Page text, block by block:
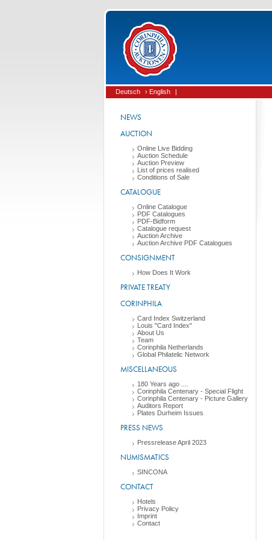
Deutsch › English |
NEWS
AUCTION
Online Live Bidding
Auction Schedule
Auction Preview
List of prices realised
Conditions of Sale
CATALOGUE
Online Catalogue
PDF Catalogues
PDF-Bidform
Catalogue request
Auction Archive
Auction Archive PDF Catalogues
CONSIGNMENT
How Does It Work
PRIVATE TREATY
CORINPHILA
Card Index Switzerland
Louis "Card Index"
About Us
Team
Corinphila Netherlands
Global Philatelic Network
MISCELLANEOUS
180 Years ago ....
Corinphila Centenary - Special Flight
Corinphila Centenary - Picture Gallery
Auditors Report
Plates Durheim Issues
PRESS NEWS
Pressrelease April 2023
NUMISMATICS
SINCONA
CONTACT
Hotels
Privacy Policy
Imprint
Contact